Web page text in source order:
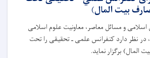
بیت المال)
اسلامی و مسائل معاصر، معاونیت علوم اسلامی
در نظر دارد کنفرانس علمی‌ ـ تحقیقی را تحت
المال) برگزار نماید.